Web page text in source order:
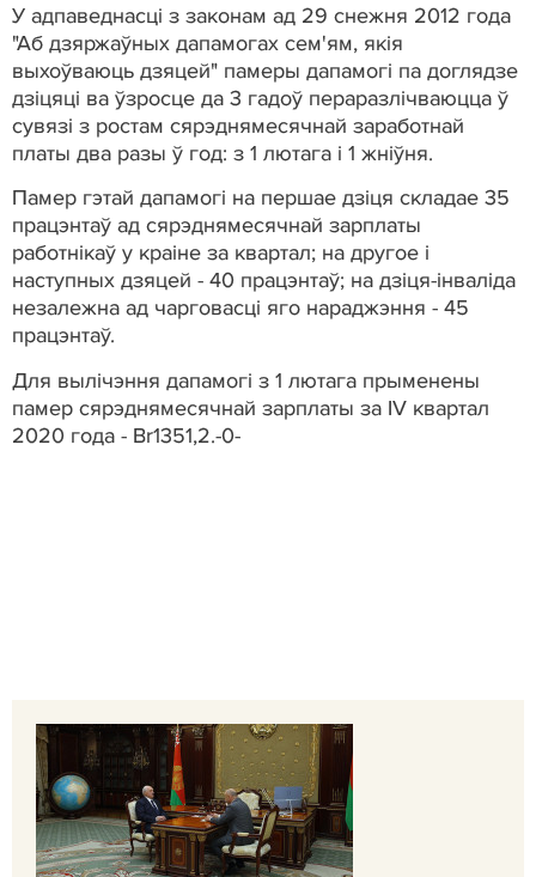
У адпаведнасці з законам ад 29 снежня 2012 года
"Аб дзяржаўных дапамогах сем'ям, якія
выхоўваюць дзяцей" памеры дапамогі па доглядзе
дзіцяці ва ўзросце да 3 гадоў пераразлічваюцца ў
сувязі з ростам сярэднямесячнай заработнай
платы два разы ў год: з 1 лютага і 1 жніўня.
Памер гэтай дапамогі на першае дзіця складае 35
працэнтаў ад сярэднямесячнай зарплаты
работнікаў у краіне за квартал; на другое і
наступных дзяцей - 40 працэнтаў; на дзіця-інваліда
незалежна ад чарговасці яго нараджэння - 45
працэнтаў.
Для вылічэння дапамогі з 1 лютага прыменены
памер сярэднямесячнай зарплаты за IV квартал
2020 года - Br1351,2.-0-